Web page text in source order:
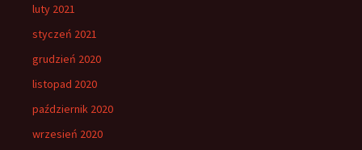
luty 2021
styczeń 2021
grudzień 2020
listopad 2020
październik 2020
wrzesień 2020